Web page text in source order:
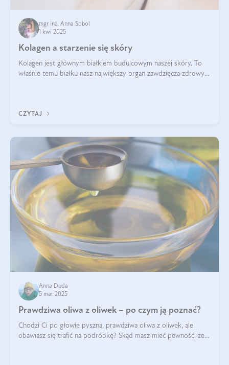
mgr inż. Anna Sobol
1 kwi 2025
Kolagen a starzenie się skóry
Kolagen jest głównym białkiem budulcowym naszej skóry. To
właśnie temu białku nasz największy organ zawdzięcza zdrowy
CZYTAJ
Anna Duda
5 mar 2025
Prawdziwa oliwa z oliwek – po czym ją poznać?
Chodzi Ci po głowie pyszna, prawdziwa oliwa z oliwek, ale
obawiasz się trafić na podróbkę? Skąd masz mieć pewność, że